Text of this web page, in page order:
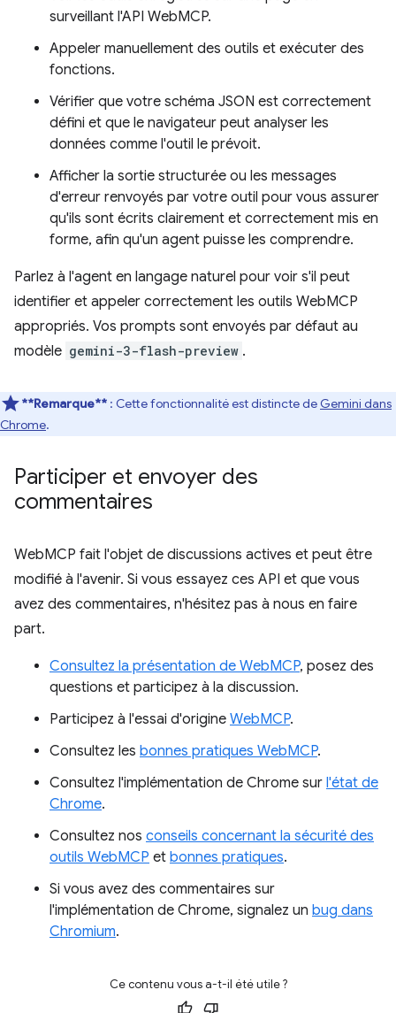
surveillant l'API WebMCP.
Appeler manuellement des outils et exécuter des
fonctions.
Vérifier que votre schéma JSON est correctement
défini et que le navigateur peut analyser les
données comme l'outil le prévoit.
Afficher la sortie structurée ou les messages
d'erreur renvoyés par votre outil pour vous assurer
qu'ils sont écrits clairement et correctement mis en
forme, afin qu'un agent puisse les comprendre.
Parlez à l'agent en langage naturel pour voir s'il peut
identifier et appeler correctement les outils WebMCP
appropriés. Vos prompts sont envoyés par défaut au
modèle gemini-3-flash-preview .
**Remarque** : Cette fonctionnalité est distincte de Gemini dans
Chrome.
Participer et envoyer des
commentaires
WebMCP fait l'objet de discussions actives et peut être
modifié à l'avenir. Si vous essayez ces API et que vous
avez des commentaires, n'hésitez pas à nous en faire
part.
Consultez la présentation de WebMCP, posez des
questions et participez à la discussion.
Participez à l'essai d'origine WebMCP.
Consultez les bonnes pratiques WebMCP.
Consultez l'implémentation de Chrome sur l'état de
Chrome.
Consultez nos conseils concernant la sécurité des
outils WebMCP et bonnes pratiques.
Si vous avez des commentaires sur
l'implémentation de Chrome, signalez un bug dans
Chromium.
Ce contenu vous a-t-il été utile ?